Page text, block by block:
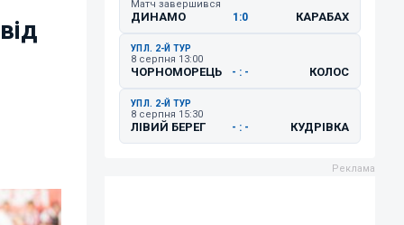
Матч завершився
ДИНАМО 1:0 КАРАБАХ
УПЛ. 2-Й ТУР
8 серпня 13:00
ЧОРНОМОРЕЦЬ - : - КОЛОС
УПЛ. 2-Й ТУР
8 серпня 15:30
ЛІВИЙ БЕРЕГ - : - КУДРІВКА